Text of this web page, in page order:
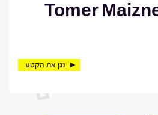
Tomer
נגן את הקטע